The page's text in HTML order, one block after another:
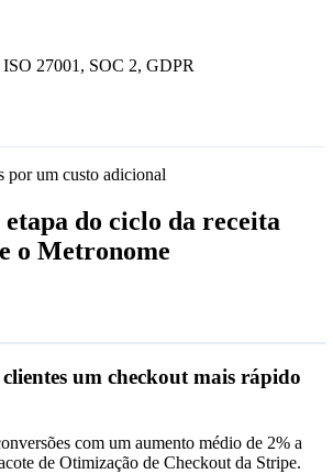
27001, SOC 2, GDPR
por um custo adicional
do ciclo da receita
o Metronome
​de ​contato​
de pagamento​
clientes um checkout mais rápido
com um aumento médio de 2% a
de Otimização de Checkout da Stripe.